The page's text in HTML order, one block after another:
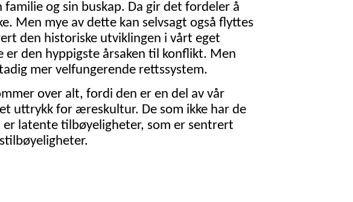
og sin buskap. Da gir det fordeler å
Men mye av dette kan selvsagt også flyttes
den historiske utviklingen i vårt eget
den hyppigste årsaken til konflikt. Men
mer velfungerende rettssystem.
over alt, fordi den er en del av vår
uttrykk for æreskultur. De som ikke har de
latente tilbøyeligheter, som er sentrert